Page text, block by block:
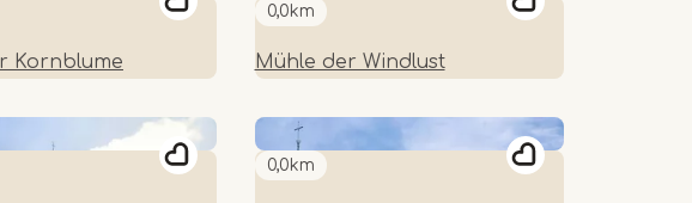
Kornblume
0,0km
Mühle der Windlust
0,0km